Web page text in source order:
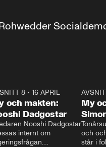
8• 16 APRIL
och makten:
Dadgostar
Nooshi Dadgostar
internt om
My
och
står i